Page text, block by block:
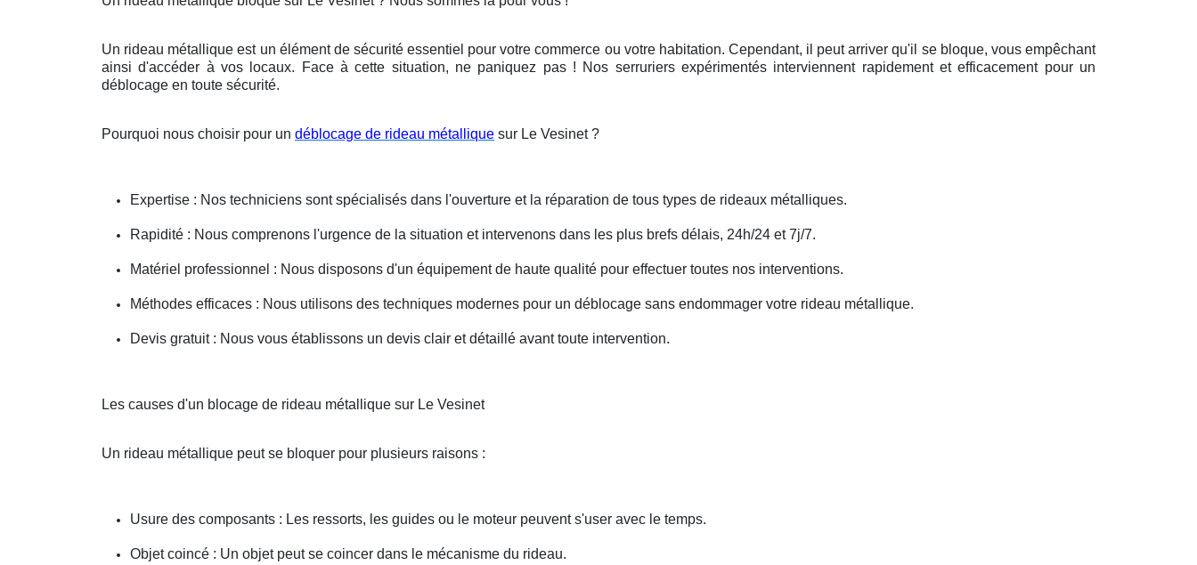
Un rideau métallique est un élément de sécurité essentiel pour votre commerce ou votre habitation. Cependant, il peut arriver qu'il se bloque, vous empêchant
ainsi d'accéder à vos locaux. Face à cette situation, ne paniquez pas ! Nos serruriers expérimentés interviennent rapidement et efficacement pour un
déblocage en toute sécurité.
Pourquoi nous choisir pour un déblocage de rideau métallique sur Le Vesinet ?
Expertise : Nos techniciens sont spécialisés dans l'ouverture et la réparation de tous types de rideaux métalliques.
Rapidité : Nous comprenons l'urgence de la situation et intervenons dans les plus brefs délais, 24h/24 et 7j/7.
Matériel professionnel : Nous disposons d'un équipement de haute qualité pour effectuer toutes nos interventions.
Méthodes efficaces : Nous utilisons des techniques modernes pour un déblocage sans endommager votre rideau métallique.
Devis gratuit : Nous vous établissons un devis clair et détaillé avant toute intervention.
Les causes d'un blocage de rideau métallique sur Le Vesinet
Un rideau métallique peut se bloquer pour plusieurs raisons :
Usure des composants : Les ressorts, les guides ou le moteur peuvent s'user avec le temps.
Objet coincé : Un objet peut se coincer dans le mécanisme du rideau.